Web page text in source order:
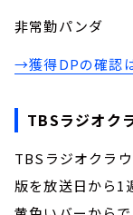
非常勤パンダ
→獲得DPの確認
TBSラジオク
TBSラジオクラ
版を放送日から1